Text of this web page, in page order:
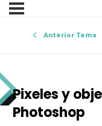
Anterior Tema
Pixeles y
Photoshop